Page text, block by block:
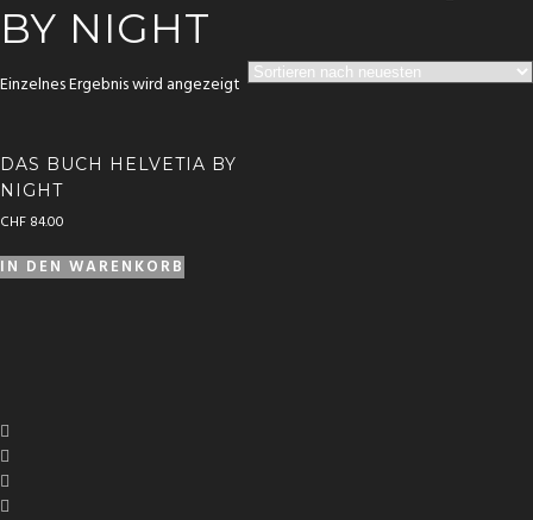
BY NIGHT
Einzelnes Ergebnis wird angezeigt
DAS BUCH HELVETIA BY
NIGHT
CHF 84.00
IN DEN WARENKORB